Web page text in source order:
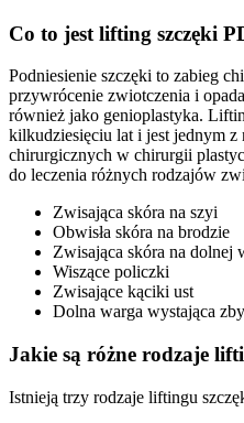
Co to jest lifting szczęki
Podniesienie szczęki to zabieg
przywrócenie zwiotczenia i
również jako genioplastyka.
kilkudziesięciu lat i jest jednym
chirurgicznych w chirurgii
do leczenia różnych rodzajów
Zwisająca skóra na szyi
Obwisła skóra na brodzie
Zwisająca skóra na dolnej
Wiszące policzki
Zwisające kąciki ust
Dolna warga wystająca
Jakie są różne rodzaje
Istnieją trzy rodzaje liftingu